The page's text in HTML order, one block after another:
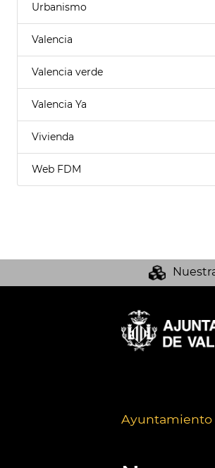
Urbanismo
Valencia
Valencia verde
Valencia Ya
Vivienda
Web FDM
Ayuntamiento